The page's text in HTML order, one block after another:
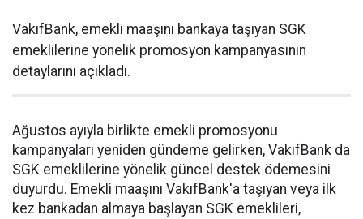
VakıfBank, emekli maaşını bankaya taşıyan SGK
emeklilerine yönelik promosyon kampanyasının
detaylarını açıkladı.
Ağustos ayıyla birlikte emekli promosyonu
kampanyaları yeniden gündeme gelirken, VakıfBank da
SGK emeklilerine yönelik güncel destek ödemesini
duyurdu. Emekli maaşını VakıfBank'a taşıyan veya ilk
kez bankadan almaya başlayan SGK emeklileri,